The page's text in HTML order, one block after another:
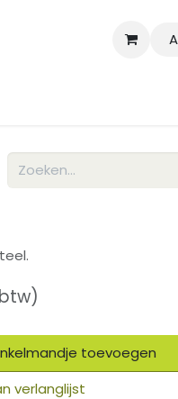
toevoegen
verlanglijst